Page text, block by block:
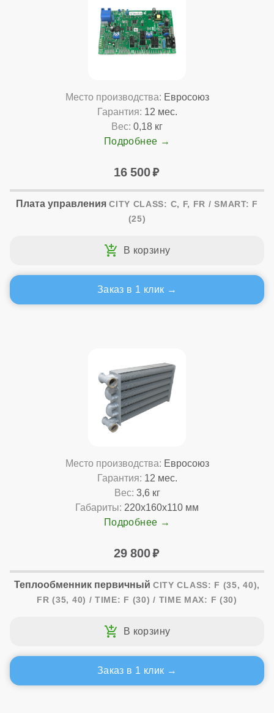
Место производства: Евросоюз
Гарантия: 12 мес.
Вес: 0,18 кг
Подробнее
16 500
Плата управления CITY CLASS: C, F, FR / SMART: F
(25)
Заказ в 1 клик
Место производства: Евросоюз
Гарантия: 12 мес.
Вес: 3,6 кг
Габариты: 220x160x110 мм
Подробнее
29 800
Теплообменник первичный CITY CLASS: F (35, 40),
FR (35, 40) / TIME: F (30) / TIME MAX: F (30)
Заказ в 1 клик